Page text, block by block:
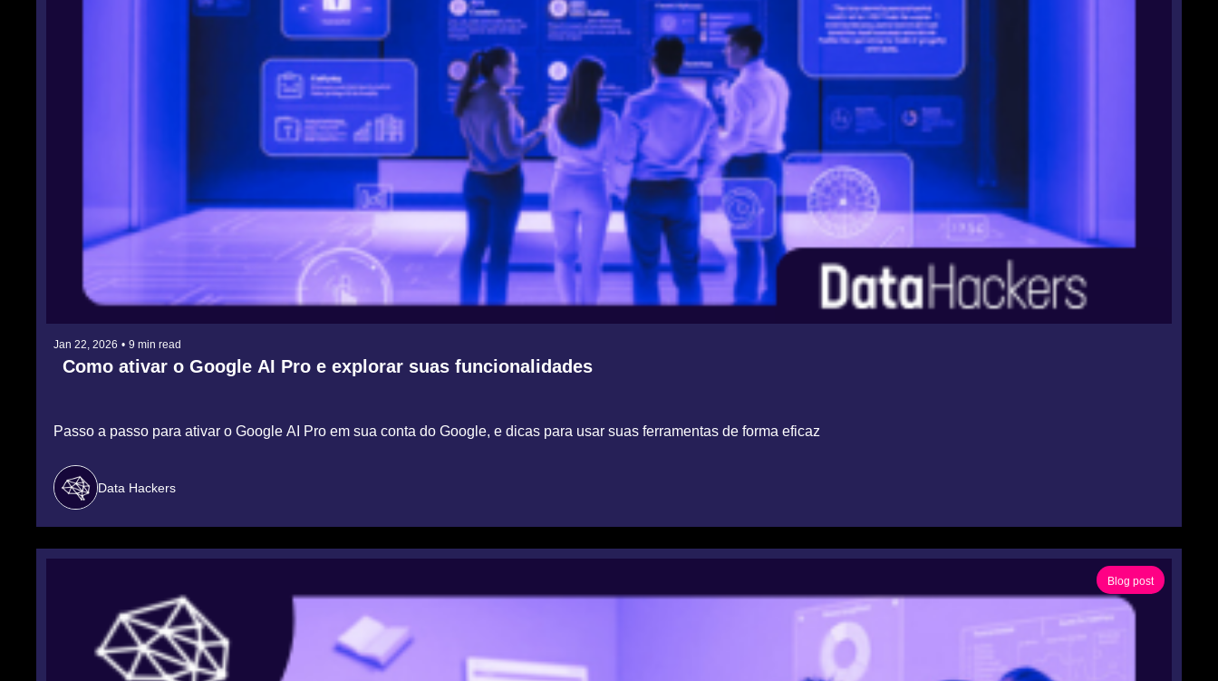
Jan 22, 2026 • 9 min read
Como ativar o Google AI Pro e explorar suas funcionalidades
Passo a passo para ativar o Google AI Pro em sua conta do Google, e dicas para usar suas ferramentas de forma eficaz
Data Hackers
Blog post